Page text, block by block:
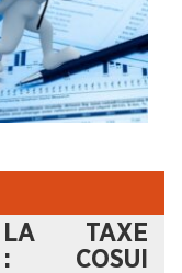
TAXE
: COSUI